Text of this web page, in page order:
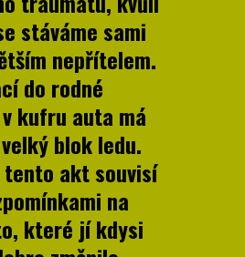
stáváme sami
nepřítelem.
do rodné
kufru auta má
blok ledu.
tento akt souvisí
na
které jí kdysi